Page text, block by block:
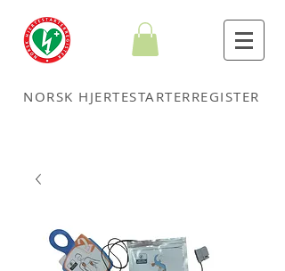
NORSK HJERTESTARTERREGISTER